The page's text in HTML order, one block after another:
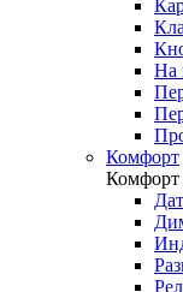
На
Комфорт
Комфорт